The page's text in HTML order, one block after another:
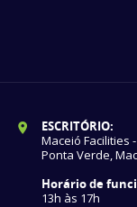
ESCRITÓRIO:
Maceió Facilities
Ponta Verde,
Horário de
13h às 17h